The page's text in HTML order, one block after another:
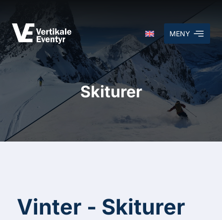
MENY
Skiturer
Vinter - Skiturer